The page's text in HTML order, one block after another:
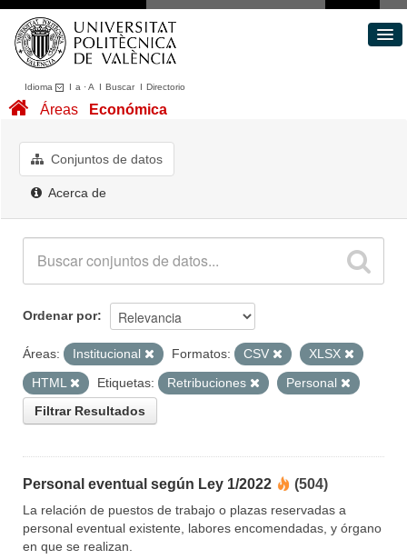
Idioma I a ·A I BuscarI Directorio
Conjuntos de datos
Acerca de
Áreas Económica
Conjuntos de datos
Acerca de
Ordenar por
Áreas: Institucional Formatos: CSV
XLSX
HTML
Etiquetas: Retribuciones
Personal
Filtrar Resultados
Personal eventual según Ley 1/2022 (504)
La relación de puestos de trabajo o plazas reservadas a
personal eventual existente, labores encomendadas, y órgano
en que se realizan.